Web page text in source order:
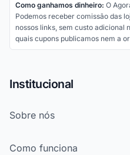
Como ganhamos dinheiro: O
Podemos receber comissão das
nossos links, sem custo adicional
quais cupons publicamos nem a
Institucional
Sobre nós
Como funciona